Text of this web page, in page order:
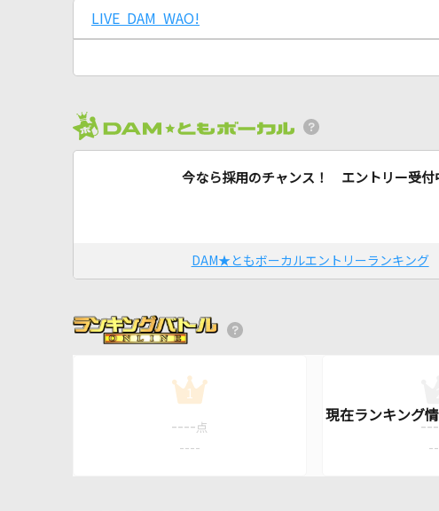
LIVE DAM WAO!
今なら採用のチャンス！ エントリー受付
DAM★ともボーカルエントリーランキング
1
---- 点
----